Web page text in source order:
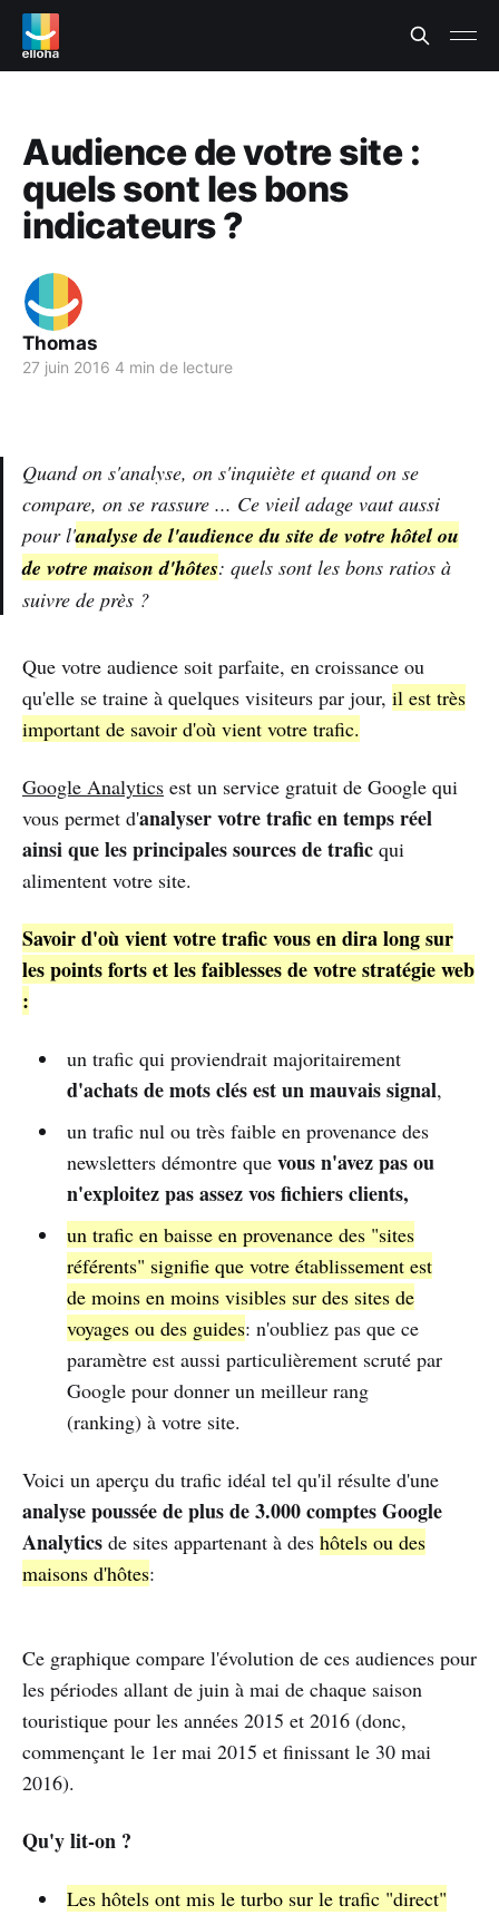
Audience de votre site :
quels sont les bons
indicateurs ?
Thomas
27 juin 2016 4 min de lecture
Quand on s'analyse, on s'inquiète et quand on se
compare, on se rassure ... Ce vieil adage vaut aussi
pour l'analyse de l'audience du site de votre hôtel ou
de votre maison d'hôtes: quels sont les bons ratios à
suivre de près ?
Que votre audience soit parfaite, en croissance ou
qu'elle se traine à quelques visiteurs par jour, il est très
important de savoir d'où vient votre trafic.
Google Analytics est un service gratuit de Google qui
vous permet d'analyser votre trafic en temps réel
ainsi que les principales sources de trafic qui
alimentent votre site.
Savoir d'où vient votre trafic vous en dira long sur
les points forts et les faiblesses de votre stratégie web
:
un trafic qui proviendrait majoritairement
d'achats de mots clés est un mauvais signal,
un trafic nul ou très faible en provenance des
newsletters démontre que vous n'avez pas ou
n'exploitez pas assez vos fichiers clients,
un trafic en baisse en provenance des "sites
référents" signifie que votre établissement est
de moins en moins visibles sur des sites de
voyages ou des guides: n'oubliez pas que ce
paramètre est aussi particulièrement scruté par
Google pour donner un meilleur rang
(ranking) à votre site.
Voici un aperçu du trafic idéal tel qu'il résulte d'une
analyse poussée de plus de 3.000 comptes Google
Analytics de sites appartenant à des hôtels ou des
maisons d'hôtes:
Ce graphique compare l'évolution de ces audiences pour
les périodes allant de juin à mai de chaque saison
touristique pour les années 2015 et 2016 (donc,
commençant le 1er mai 2015 et finissant le 30 mai
2016).
Qu'y lit-on ?
Les hôtels ont mis le turbo sur le trafic "direct"